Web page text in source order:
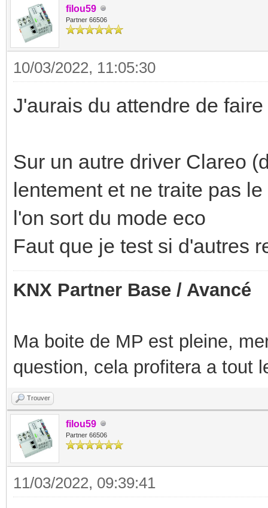
filou59
Partner 66506
10/03/2022, 11:05:30
J'aurais du attendre de
Sur un autre driver Clareo
lentement et ne traite pas
l'on sort du mode eco
Faut que je test si d'autres
KNX Partner Base / Avancé
Ma boite de MP est pleine,
question, cela profitera a tout
Trouver
filou59
Partner 66506
11/03/2022, 09:39:41